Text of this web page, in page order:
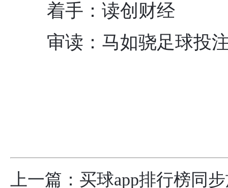
着手：读创财经
审读：马如骁足球投注
上一篇： 买球app排行榜同